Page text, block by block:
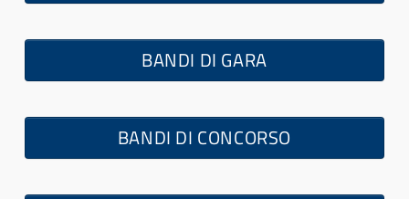
BANDI DI GARA
BANDI DI CONCORSO